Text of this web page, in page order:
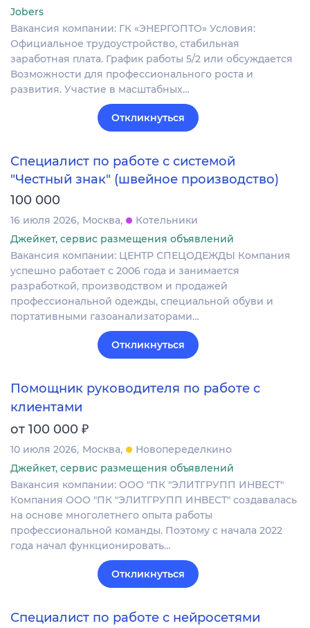
Jobers
Вакансия компании: ГК «ЭНЕРГОПТО» Условия:
Официальное трудоустройство, стабильная
заработная плата. График работы 5/2 или обсуждается
Возможности для профессионального роста и
развития. Участие в масштабных…
Откликнуться
Специалист по работе с системой
"Честный знак" (швейное производство)
100 000
16 июля 2026 Москва
Котельники
Джейкет, сервис размещения объявлений
Вакансия компании: ЦЕНТР СПЕЦОДЕЖДЫ Компания
успешно работает с 2006 года и занимается
разработкой, производством и продажей
профессиональной одежды, специальной обуви и
портативными газоанализаторами…
Откликнуться
Помощник руководителя по работе с
клиентами
от 100 000 ₽
10 июля 2026 Москва
Новопеределкино
Джейкет, сервис размещения объявлений
Вакансия компании: ООО "ПК "ЭЛИТГРУПП ИНВЕСТ"
Компания ООО "ПК "ЭЛИТГРУПП ИНВЕСТ" создавалась
на основе многолетнего опыта работы
профессиональной команды. Поэтому с начала 2022
года начал функционировать…
Откликнуться
Специалист по работе с нейросетями